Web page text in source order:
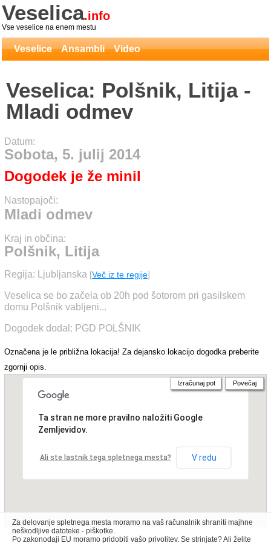
Veselica.info
Vse veselice na enem mestu
Veselice Ansambli Video
Veselica: Polšnik, Litija -
Mladi odmev
Datum:
Sobota, 5. julij 2014
Dogodek je že minil
Nastopajoči:
Mladi odmev
Kraj in občina:
Polšnik, Litija
Regija: Ljubljanska [Več iz te regije]
Veselica se bo začela ob 20h pod šotorom pri gasilskem
domu Polšnik vabljeni...
Dogodek dodal: PGD POLŠNIK
Označena je le približna lokacija! Za dejansko lokacijo dogodka preberite
zgornji opis.
Ta stran ne more pravilno naložiti Google
Zemljevidov.
Ali ste lastnik tega spletnega mesta? V redu
Izračunaj pot Povečaj
Za delovanje spletnega mesta moramo na vaš računalnik shraniti majhne
neškodljive datoteke - piškotke.
Po zakonodaji EU moramo pridobiti vašo privolitev. Se strinjate? Ali želite